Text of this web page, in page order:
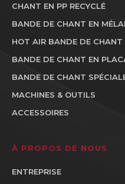
CHANT EN PP RECYCLÉ
BANDE DE CHANT EN
HOT AIR BANDE DE CHANT
BANDE DE CHANT EN
BANDE DE CHANT
MACHINES & OUTILS
ACCESSOIRES
À PROPOS DE NOUS
ENTREPRISE